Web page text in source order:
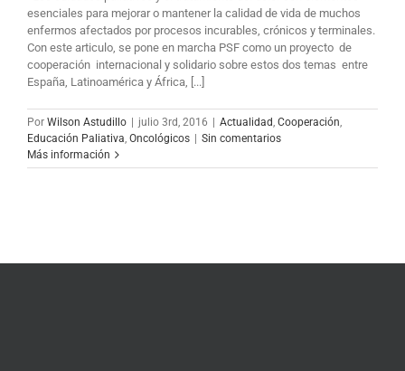
esenciales para mejorar o mantener la calidad de vida de muchos
enfermos afectados por procesos incurables, crónicos y terminales.
Con este articulo, se pone en marcha PSF como un proyecto de
cooperación internacional y solidario sobre estos dos temas entre
España, Latinoamérica y África, [...]
Por Wilson Astudillo julio 3rd, 2016 Actualidad, Cooperación,
Educación Paliativa, Oncológicos
Sin comentarios
Más información